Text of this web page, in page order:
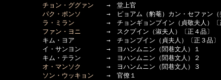
チョン・ググァン →　堂上官
パク・ポンソ
→　ピョアム（豹菴）カン・セファン（姜
ラ・ミラン →　チョンギョンプイン（貞敬夫人）〔
ファン・ヨニ →　スクプイン（淑夫人）〔正４品〕
キム・ヨア　　　　　→　チョンプイン（貞夫人）〔正３品〕
イ・サンヨン　　　　→　ヨハンムニン（閭巷文人）１
キム・テラン　　　　→　ヨハンムニン（閭巷文人）２
オ・マンソク
→　ヨハンムニン（閭巷文人）３
ソン・ウッキョン →　官僚１